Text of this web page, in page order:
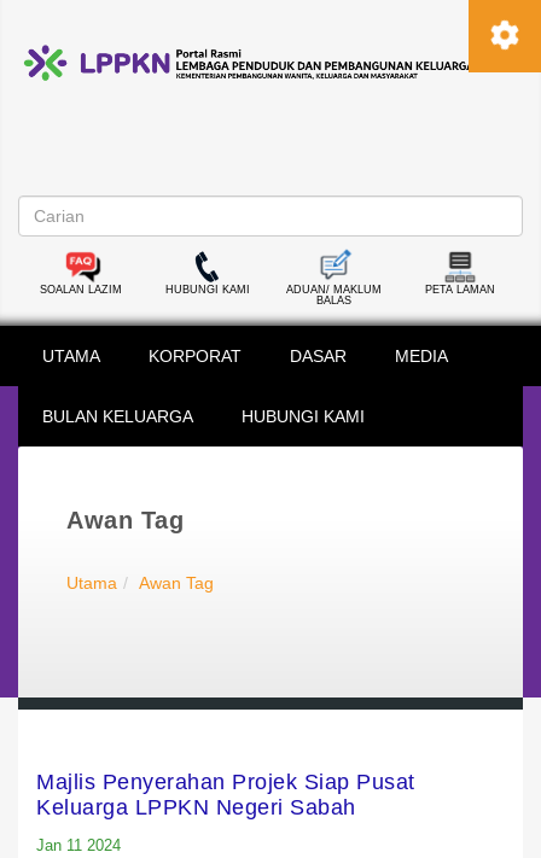
SOALAN LAZIM HUBUNGI KAMI
ADUAN/ MAKLUM
BALAS
PETA LAMAN
UTAMA KORPORAT DASAR MEDIA
BULAN KELUARGA HUBUNGI KAMI
Awan Tag
Utama Awan Tag
Majlis Penyerahan Projek Siap Pusat
Keluarga LPPKN Negeri Sabah
Jan 11 2024